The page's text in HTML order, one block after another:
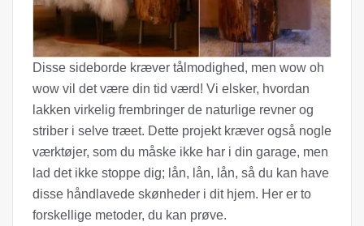
Disse sideborde kræver tålmodighed, men wow oh
wow vil det være din tid værd! Vi elsker, hvordan
lakken virkelig frembringer de naturlige revner og
striber i selve træet. Dette projekt kræver også nogle
værktøjer, som du måske ikke har i din garage, men
lad det ikke stoppe dig; lån, lån, lån, så du kan have
disse håndlavede skønheder i dit hjem. Her er to
forskellige metoder, du kan prøve.